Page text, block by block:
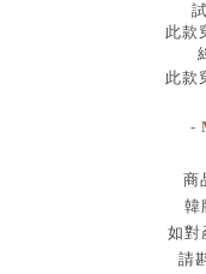
此款
此款
-
商
韓
如對
請